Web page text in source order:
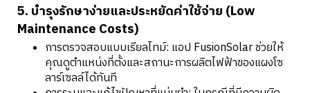
5. บำรุงรักษาง่ายและประหยัดค่าใช้จ่าย (Low
Maintenance Costs)
การตรวจสอบแบบเรียลไทม์: แอป FusionSolar ช่วยให้
คุณดูตำแหน่งที่ตั้งและสถานะการผลิตไฟฟ้าของแผงโซ
ลาร์เซลล์ได้ทันที